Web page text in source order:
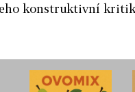
konstruktivní